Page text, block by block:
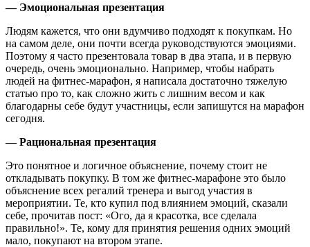
— Эмоциональная презентация
Людям кажется, что они вдумчиво подходят к покупкам. Но
на самом деле, они почти всегда руководствуются эмоциями.
Поэтому я часто презентовала товар в два этапа, и в первую
очередь, очень эмоционально. Например, чтобы набрать
людей на фитнес-марафон, я написала достаточно тяжелую
статью про то, как сложно жить с лишним весом и как
благодарны себе будут участницы, если запишутся на марафон
сегодня.
— Рациональная презентация
Это понятное и логичное объяснение, почему стоит не
откладывать покупку. В том же фитнес-марафоне это было
объяснение всех регалий тренера и выгод участия в
мероприятии. Те, кто купил под влиянием эмоций, сказали
себе, прочитав пост: «Ого, да я красотка, все сделала
правильно!». Те, кому для принятия решения одних эмоций
мало, покупают на втором этапе.